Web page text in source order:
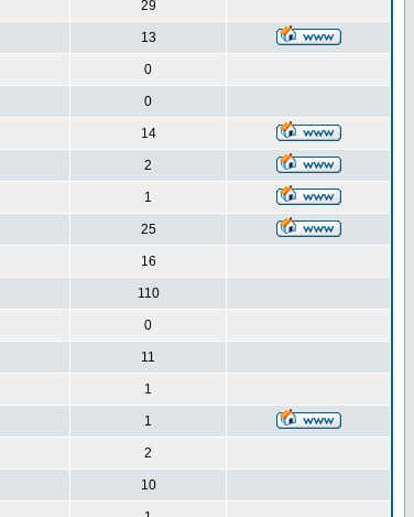
29
13
0
0
14
2
1
25
16
110
0
11
1
1
2
10